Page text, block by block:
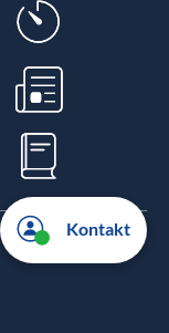
Kontakt